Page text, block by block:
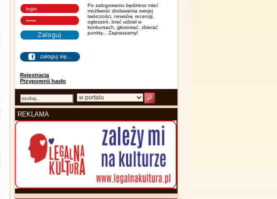
Rejestracja
Przypomnij hasło
Po zalogowaniu będziesz mieć
możliwośc dodawania swojej
twórczości, newsów, recenzji,
ogłoszeń, brać udział w
konkursach, głosować, zbierać
punkty... Zapraszamy!
REKLAMA